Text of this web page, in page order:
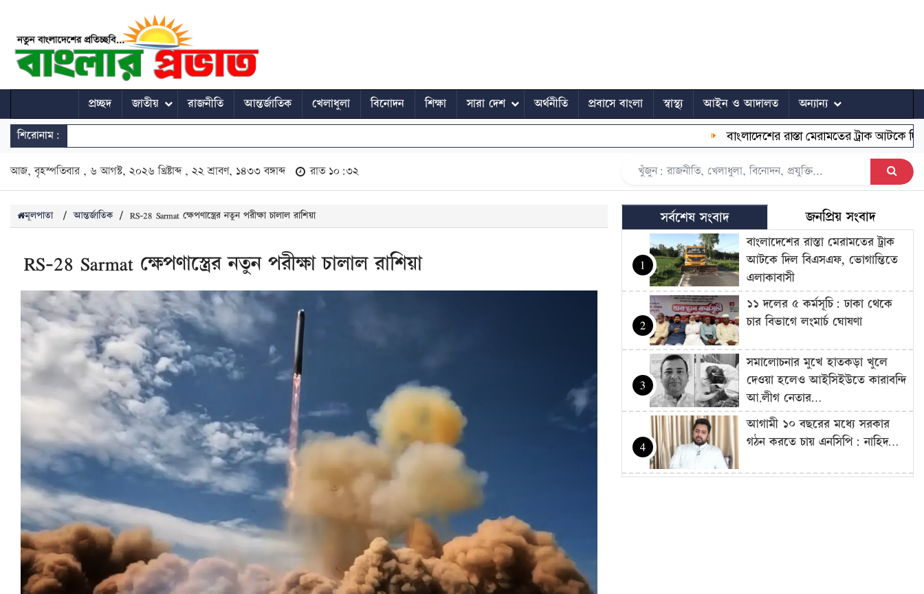
প্রচ্ছদ জাতীয় রাজনীতি আন্তর্জাতিক খেলাধুলা বিনোদন শিক্ষা সারা দেশ অর্থনীতি প্রবাসে বাংলা স্বাস্থ্য আইন ও আদালত অন্যান্য
শিরোনাম: বাংলাদেশের রাস্তা মেরামতের ট্রাক আটকে দিল
আজ, বৃহস্পতিবার , ৬ আগস্ট, ২০২৬ খ্রিষ্টাব্দ , ২২ শ্রাবণ, ১৪৩৩ বঙ্গাব্দ রাত ১০:৩২
মূলপাতা / আন্তর্জাতিক / RS-28 Sarmat ক্ষেপণাস্ত্রের নতুন পরীক্ষা চালাল রাশিয়া
RS-28 Sarmat ক্ষেপণাস্ত্রের নতুন পরীক্ষা চালাল রাশিয়া
সর্বশেষ সংবাদ জনপ্রিয় সংবাদ
1
বাংলাদেশের রাস্তা মেরামতের ট্রাক
আটকে দিল বিএসএফ, ভোগান্তিতে
এলাকাবাসী
2
১১ দলের ৫ কর্মসূচি: ঢাকা থেকে
চার বিভাগে লংমার্চ ঘোষণা
3
সমালোচনার মুখে হাতকড়া খুলে
দেওয়া হলেও আইসিইউতে কারাবন্দি
আ.লীগ নেতার…
4
আগামী ১০ বছরের মধ্যে সরকার
গঠন করতে চায় এনসিপি: নাহিদ…